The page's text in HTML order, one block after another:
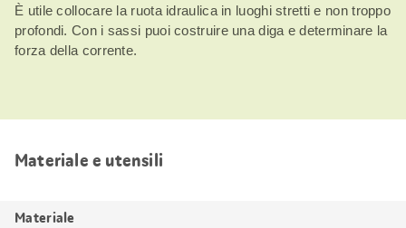
È utile collocare la ruota idraulica in luoghi stretti e non troppo
profondi. Con i sassi puoi costruire una diga e determinare la
forza della corrente.
Materiale e utensili
Materiale